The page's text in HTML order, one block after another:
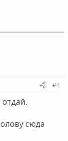
#4
сюда